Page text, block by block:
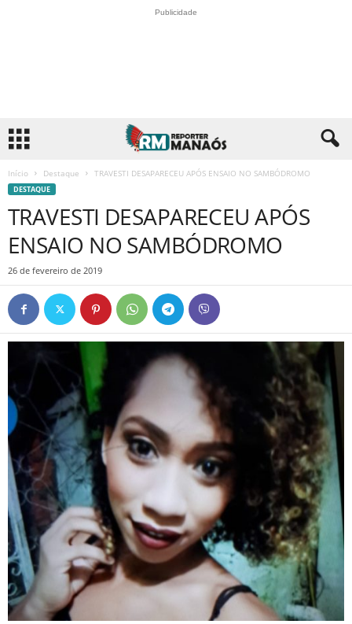
Publicidade
Início Destaque TRAVESTI DESAPARECEU APÓS ENSAIO NO SAMBÓDROMO
DESTAQUE
TRAVESTI DESAPARECEU APÓS
ENSAIO NO SAMBÓDROMO
26 de fevereiro de 2019